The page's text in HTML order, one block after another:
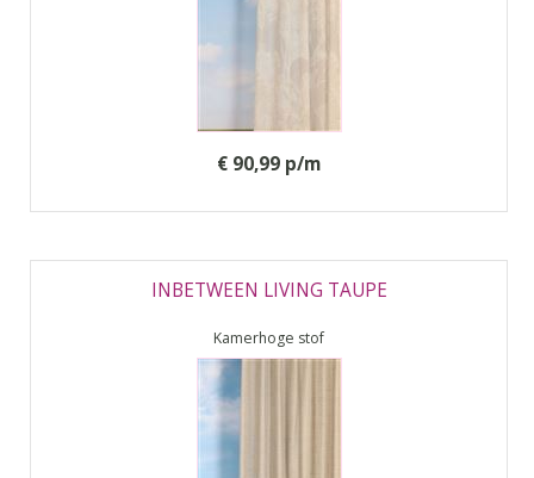
€ 90,99 p/m
INBETWEEN LIVING TAUPE
Kamerhoge stof